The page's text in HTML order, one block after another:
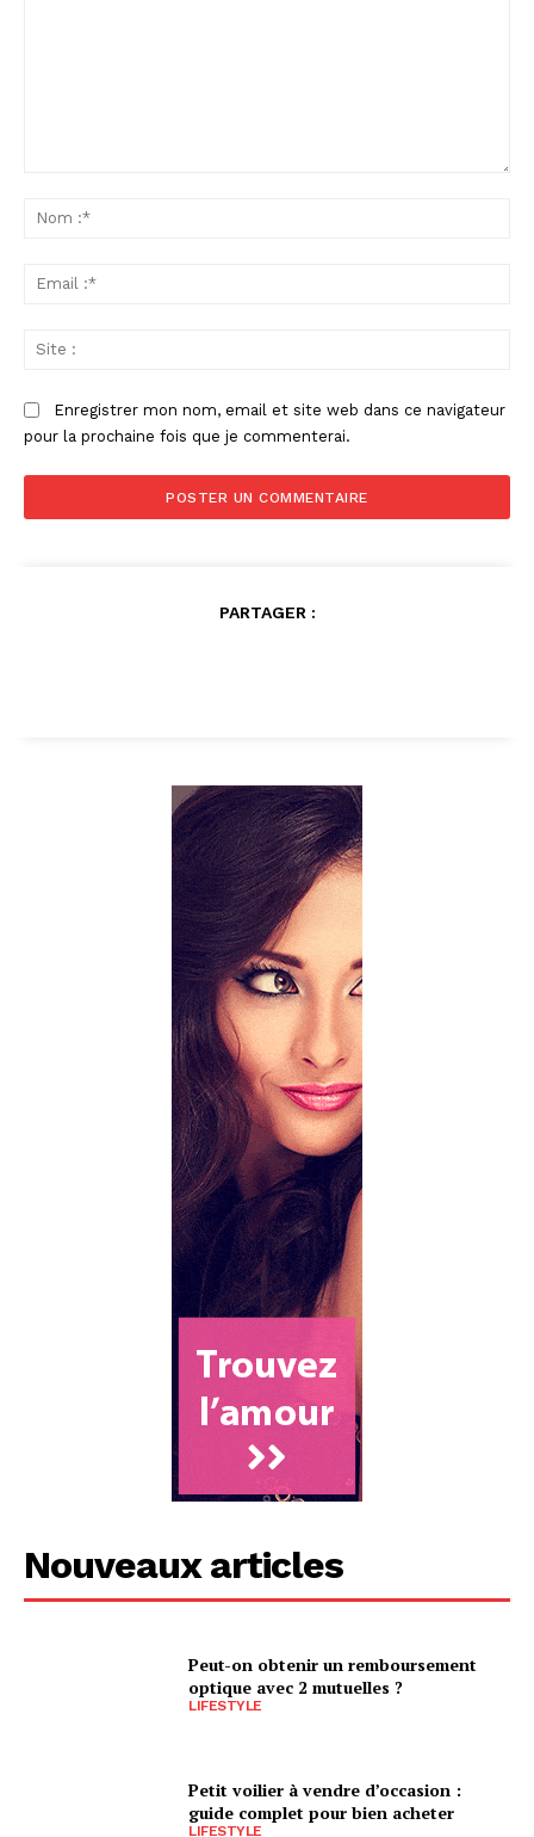
Enregistrer mon nom, email et site web dans ce navigateur
pour la prochaine fois que je commenterai.
PARTAGER :
Nouveaux articles
Peut-on obtenir un remboursement
optique avec 2 mutuelles ?
LIFESTYLE
Petit voilier à vendre d’occasion :
guide complet pour bien acheter
LIFESTYLE